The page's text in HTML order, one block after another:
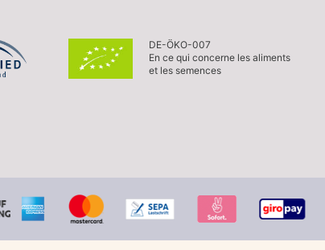
DE-ÖKO-007
En ce qui concerne les aliments
et les semences